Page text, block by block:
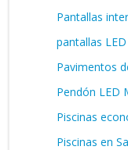
Pantallas
pantallas
Pavimentos
Pendón LED
Piscinas
Piscinas en